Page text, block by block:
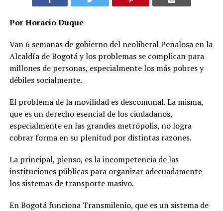
Por Horacio Duque
Van 6 semanas de gobierno del neoliberal Peñalosa en la
Alcaldía de Bogotá y los problemas se complican para
millones de personas, especialmente los más pobres y
débiles socialmente.
El problema de la movilidad es descomunal. La misma,
que es un derecho esencial de los ciudadanos,
especialmente en las grandes metrópolis, no logra
cobrar forma en su plenitud por distintas razones.
La principal, pienso, es la incompetencia de las
instituciones públicas para organizar adecuadamente
los sistemas de transporte masivo.
En Bogotá funciona Transmilenio, que es un sistema de